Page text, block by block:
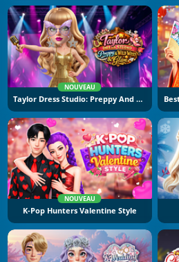
NOUVEAU
Taylor Dress Studio: Preppy And Wild West Glam
NOUVEAU
K-Pop Hunters Valentine Style